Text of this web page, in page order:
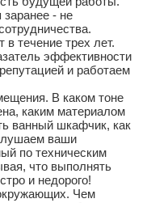
заранее - не
в течение трех лет.
эффективности
и работаем
В каком тоне
каким материалом
ванный шкафчик, как
ваши
по техническим
что выполнять
и недорого!
Чем